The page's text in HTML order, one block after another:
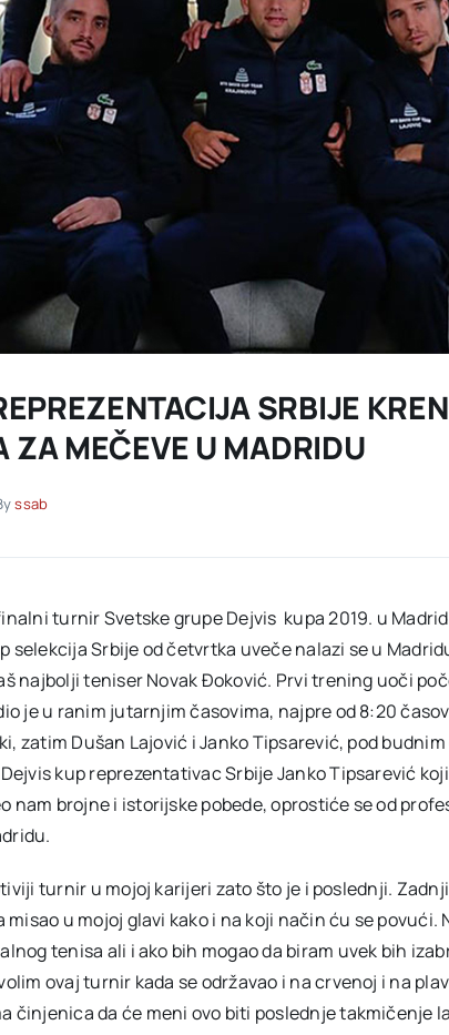
SRBIJE
ZA MEČEVE U MADRIDU
ssab
turnir Svetske grupe Dejvis kupa 2019. u
selekcija Srbije od četvrtka uveče nalazi se u
najbolji teniser Novak Đoković. Prvi trening uoči
je u ranim jutarnjim časovima, najpre od 8:20
zatim Dušan Lajović i Janko Tipsarević, pod
kup reprezentativac Srbije Janko Tipsarević
nam brojne i istorijske pobede, oprostiće se od
turnir u mojoj karijeri zato što je i poslednji.
u mojoj glavi kako i na koji način ću se povući.
tenisa ali i ako bih mogao da biram uvek bih
ovaj turnir kada se održavao i na crvenoj i na
činjenica da će meni ovo biti poslednje takmičenje